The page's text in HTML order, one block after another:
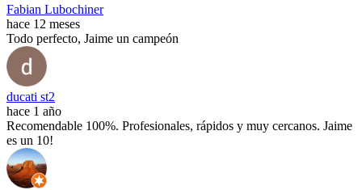
Fabian Lubochiner
hace 12 meses
Todo perfecto, Jaime un campeón
ducati st2
hace 1 año
Recomendable 100%. Profesionales, rápidos y muy cercanos. Jaime
es un 10!